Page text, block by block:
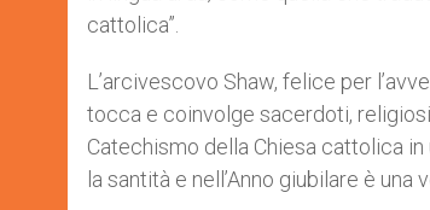
cattolica”.
L’arcivescovo Shaw, felice per
tocca e coinvolge sacerdoti,
Catechismo della Chiesa cattolica
la santità e nell’Anno giubilare è